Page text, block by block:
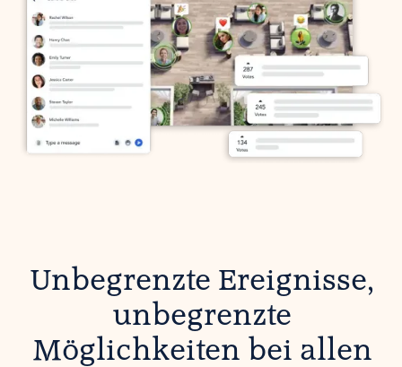
Unbegrenzte Ereignisse,
unbegrenzte
Möglichkeiten bei allen